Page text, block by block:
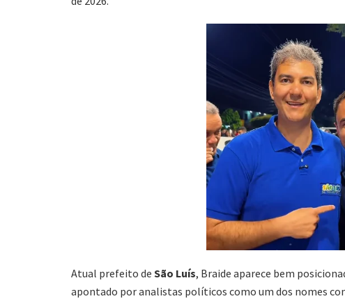
Atual prefeito de São Luís, Braide aparece bem
apontado por analistas políticos como um dos nomes